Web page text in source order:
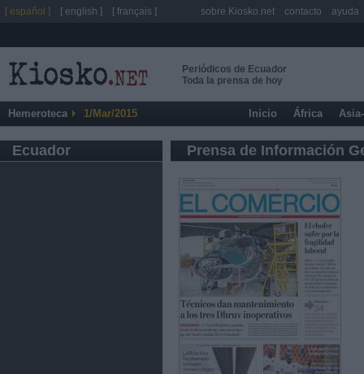
Periódicos de Ecuador
Toda la prensa de hoy
Hemeroteca 1/Mar/2015 Inicio África
Ecuador Prensa de Información
[ español ] [ english ] [ français ] sobre Kiosko.net contacto ayuda